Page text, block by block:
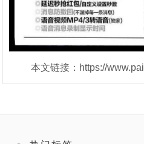
本文链接：https://